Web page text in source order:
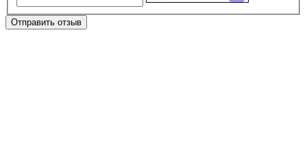
Отправить отзыв